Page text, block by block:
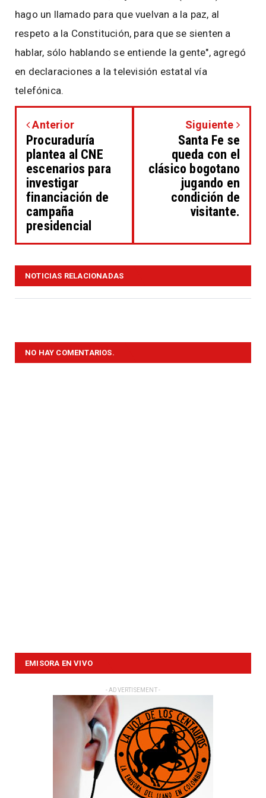
hago un llamado para que vuelvan a la paz, al
respeto a la Constitución, para que se sienten a
hablar, sólo hablando se entiende la gente", agregó
en declaraciones a la televisión estatal vía
telefónica.
Anterior
Procuraduría
plantea al CNE
escenarios para
investigar
financiación de
campaña
presidencial
Siguiente
Santa Fe se
queda con el
clásico bogotano
jugando en
condición de
visitante.
NOTICIAS RELACIONADAS
NO HAY COMENTARIOS.
EMISORA EN VIVO
- ADVERTISEMENT -